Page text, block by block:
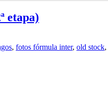
etapa)
, fotos fórmula inter, old stock,